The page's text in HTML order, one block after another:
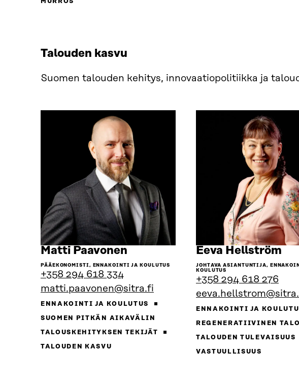
MURROS
Talouden kasvu
Suomen talouden kehitys, innovaatiopolitiikka ja
Matti Paavonen
henkilön
PÄÄEKONOMISTI, ENNAKOINTI JA KOULUTUS
+358 294 618 334
matti.paavonen@sitra.fi
ENNAKOINTI JA KOULUTUS
SUOMEN PITKÄN AIKAVÄLIN
TALOUSKEHITYKSEN TEKIJÄT
TALOUDEN KASVU
Eeva Hellström
JOHTAVA ASIANTUNTIJA,
KOULUTUS
+358 294 618 276
ENNAKOINTI JA
REGENERATIIVINEN
TALOUDEN TULEVAISUUS
VASTUULLISUUS